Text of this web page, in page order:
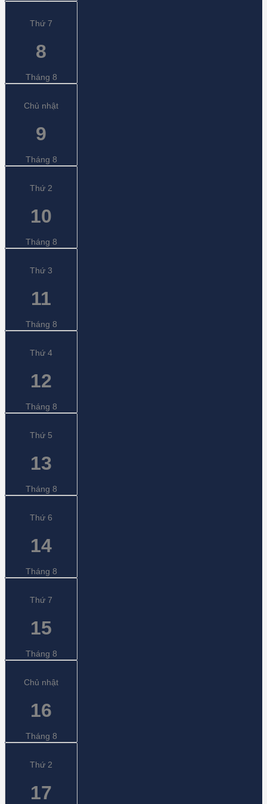
Thứ 7
8
Tháng 8
Chủ nhật
9
Tháng 8
Thứ 2
10
Tháng 8
Thứ 3
11
Tháng 8
Thứ 4
12
Tháng 8
Thứ 5
13
Tháng 8
Thứ 6
14
Tháng 8
Thứ 7
15
Tháng 8
Chủ nhật
16
Tháng 8
Thứ 2
17